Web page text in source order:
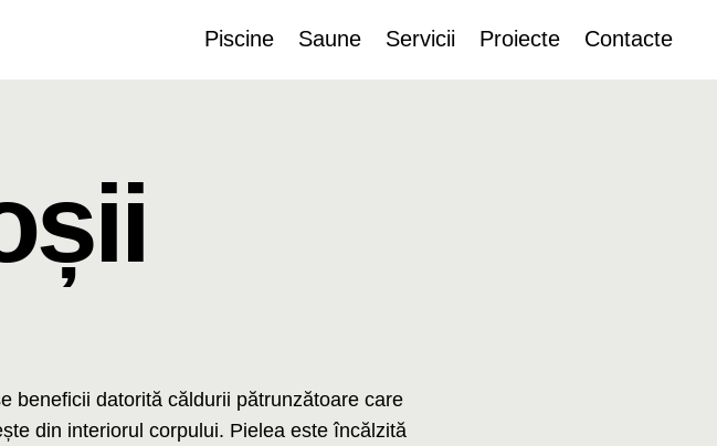
Piscine Saune Servicii Proiecte Contacte
beneficii datorită căldurii pătrunzătoare care
din interiorul corpului. Pielea este încălzită